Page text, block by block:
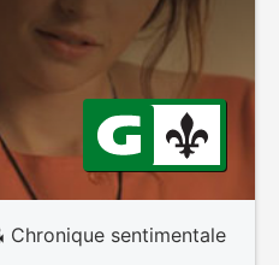
Chronique sentimentale